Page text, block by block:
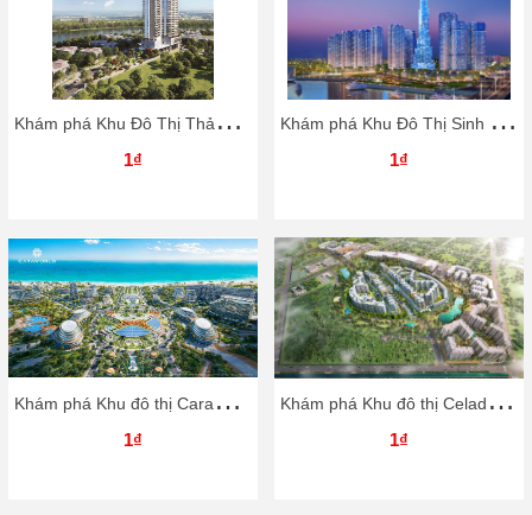
K
hám phá Khu Đô Thị Thảo Điền Green
1₫
K
hám phá Khu Đô Thị Sinh Thái Vinhomes Central Park
1₫
K
hám phá Khu đô thị CaraWorld Cam Ranh
1₫
K
hám phá Khu đô thị Celadon City
1₫